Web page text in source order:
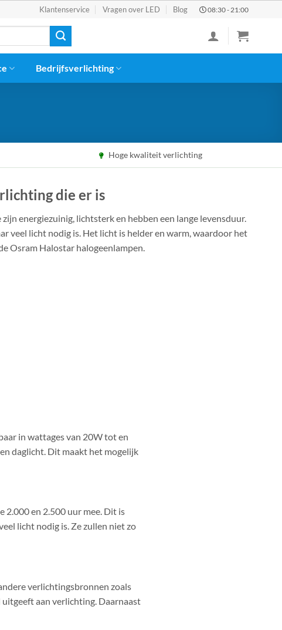
Klantenservice Vragen over LED Blog 08:30 - 21:00
Bedrijfsverlichting
Hoge kwaliteit verlichting
die er is
energiezuinig, lichtsterk en hebben een lange levensduur.
veel licht nodig is. Het licht is helder en warm, waardoor het
Osram Halostar halogeenlampen.
in wattages van 20W tot en
daglicht. Dit maakt het mogelijk
2.000 en 2.500 uur mee. Dit is
licht nodig is. Ze zullen niet zo
verlichtingsbronnen zoals
aan verlichting. Daarnaast